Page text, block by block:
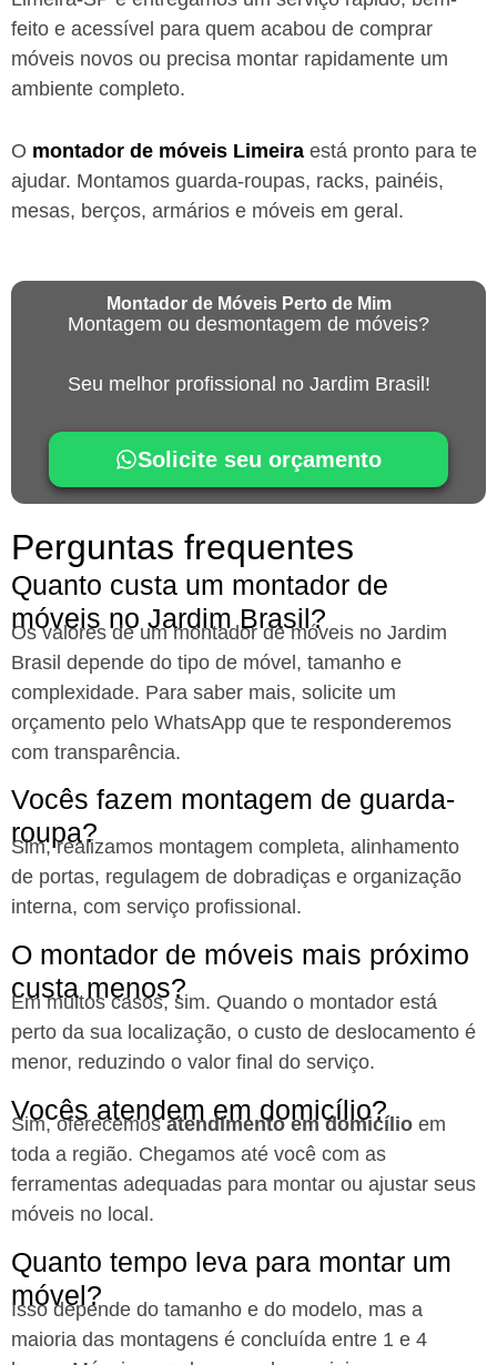
feito e acessível para quem acabou de comprar
móveis novos ou precisa montar rapidamente um
ambiente completo.
O montador de móveis Limeira está pronto para te
ajudar. Montamos guarda-roupas, racks, painéis,
mesas, berços, armários e móveis em geral.
Montador de Móveis Perto de Mim
Montagem ou desmontagem de móveis?
Seu melhor profissional no Jardim Brasil!
Solicite seu orçamento
Perguntas frequentes
Quanto custa um montador de
móveis no Jardim Brasil?
Os valores de um montador de móveis no Jardim
Brasil depende do tipo de móvel, tamanho e
complexidade. Para saber mais, solicite um
orçamento pelo WhatsApp que te responderemos
com transparência.
Vocês fazem montagem de guarda-
roupa?
Sim, realizamos montagem completa, alinhamento
de portas, regulagem de dobradiças e organização
interna, com serviço profissional.
O montador de móveis mais próximo
custa menos?
Em muitos casos, sim. Quando o montador está
perto da sua localização, o custo de deslocamento é
menor, reduzindo o valor final do serviço.
Vocês atendem em domicílio?
Sim, oferecemosatendimento em domicílio em
toda a região. Chegamos até você com as
ferramentas adequadas para montar ou ajustar seus
móveis no local.
Quanto tempo leva para montar um
móvel?
Isso depende do tamanho e do modelo, mas a
maioria das montagens é concluída entre 1 e 4